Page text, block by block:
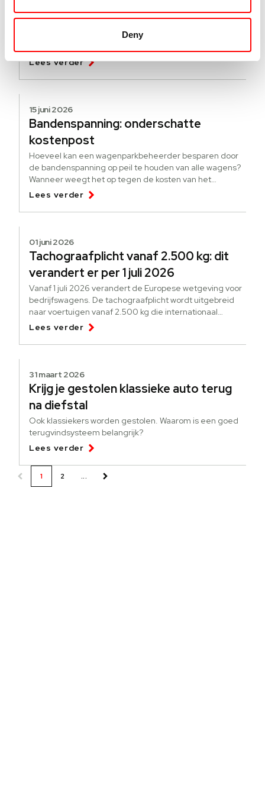
Deny
[update]
Een nieuwe regeling om elektrificatie te stimuleren. Wat
Lees verder
15 juni 2026
Bandenspanning: onderschatte
kostenpost
Hoeveel kan een wagenparkbeheerder besparen door
de bandenspanning op peil te houden van alle wagens?
Wanneer weegt het op tegen de kosten van het
bijhouden?
Lees verder
01 juni 2026
Tachograafplicht vanaf 2.500 kg: dit
verandert er per 1 juli 2026
Vanaf 1 juli 2026 verandert de Europese wetgeving voor
bedrijfswagens. De tachograafplicht wordt uitgebreid
naar voertuigen vanaf 2.500 kg die internationaal
goederen vervoeren.
Lees verder
31 maart 2026
Krijg je gestolen klassieke auto terug
na diefstal
Ook klassiekers worden gestolen. Waarom is een goed
terugvindsysteem belangrijk?
Lees verder
1 2 ...